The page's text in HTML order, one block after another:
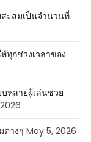
ะสมเป็นจำนวนที่
ทุกช่วงเวลาของ
หลายผู้เล่นช่วย
ต่างๆ May 5, 2026